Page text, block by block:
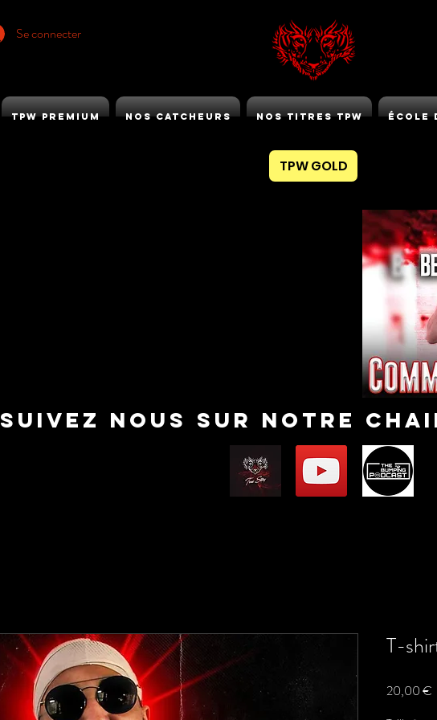
Se connecter
TPW PREMIUM Nos Catcheurs Nos Titres TPW École
TPW GOLD
suivez nous sur notre
T-
20,00 €